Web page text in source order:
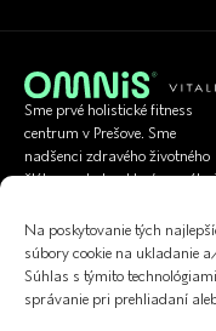
Na poskytovanie tých
súbory cookie na ukladanie
Súhlas s týmito
správanie pri prehliadaní
Sme prvé holistické fitness
centrum v Prešove. Sme
nadšenci zdravého životného
štýlu a pohybu, ktorí
U nás si viete
uplatniť